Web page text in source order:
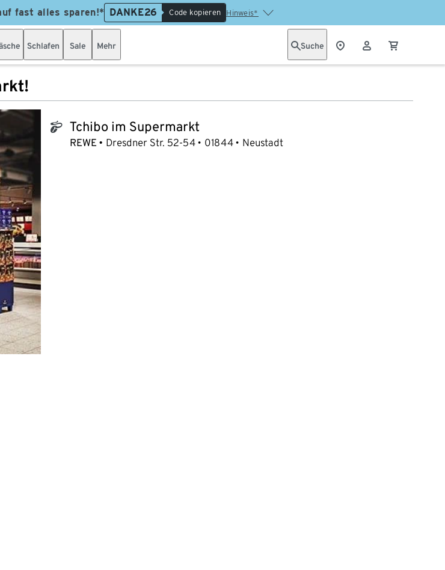
fast alles sparen!* DANKE26 Code kopieren Hinweis*
Schlafen Sale Mehr Suche
tchibo_logo Tchibo im Supermarkt
REWE Dresdner Str. 52-54 01844 Neustadt